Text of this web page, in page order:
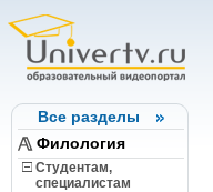
Все разделы
Филология
Студентам,
cпециалистам